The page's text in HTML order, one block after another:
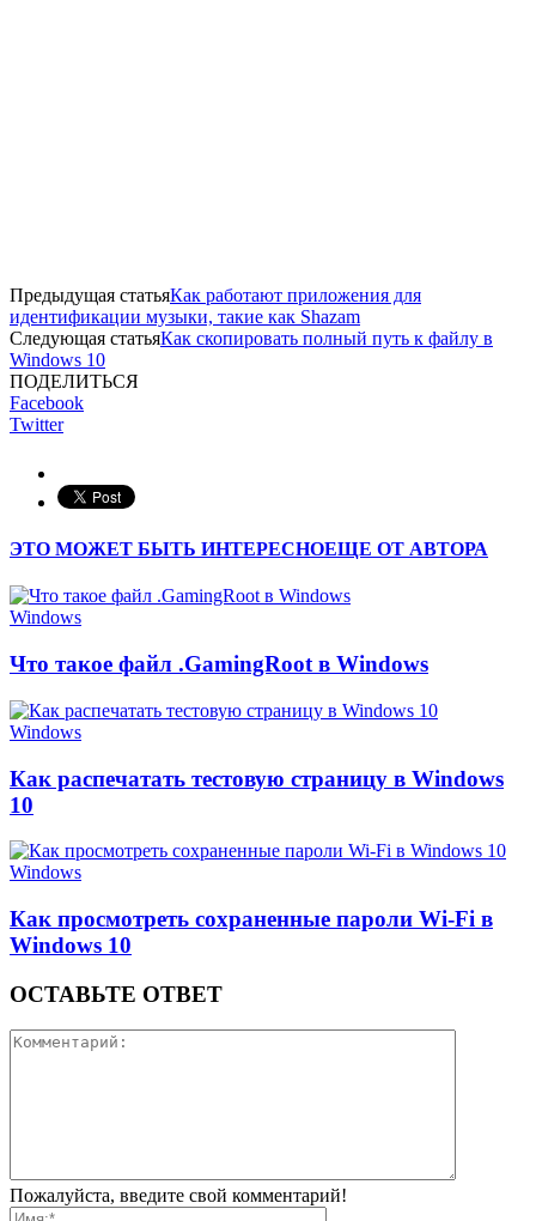
Предыдущая статьяКак работают приложения для
идентификации музыки, такие как Shazam
Следующая статьяКак скопировать полный путь к файлу в
Windows 10
ПОДЕЛИТЬСЯ
Facebook
Twitter
ЭТО МОЖЕТ БЫТЬ ИНТЕРЕСНОЕЩЕ ОТ АВТОРА
Windows
Что такое файл .GamingRoot в Windows
Windows
Как распечатать тестовую страницу в Windows
10
Windows
Как просмотреть сохраненные пароли Wi-Fi в
Windows 10
ОСТАВЬТЕ ОТВЕТ
Пожалуйста, введите свой комментарий!